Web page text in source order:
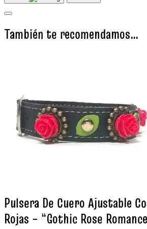
También te recomendamos…
Pulsera De Cuero Ajustable
Rojas – “Gothic Rose